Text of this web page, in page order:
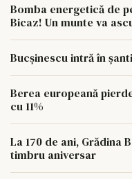
Bomba energetică de
Bicaz! Un munte va
MW
Bucșinescu intră în
Berea europeană
cu 11%
La 170 de ani, Grădina
timbru aniversar